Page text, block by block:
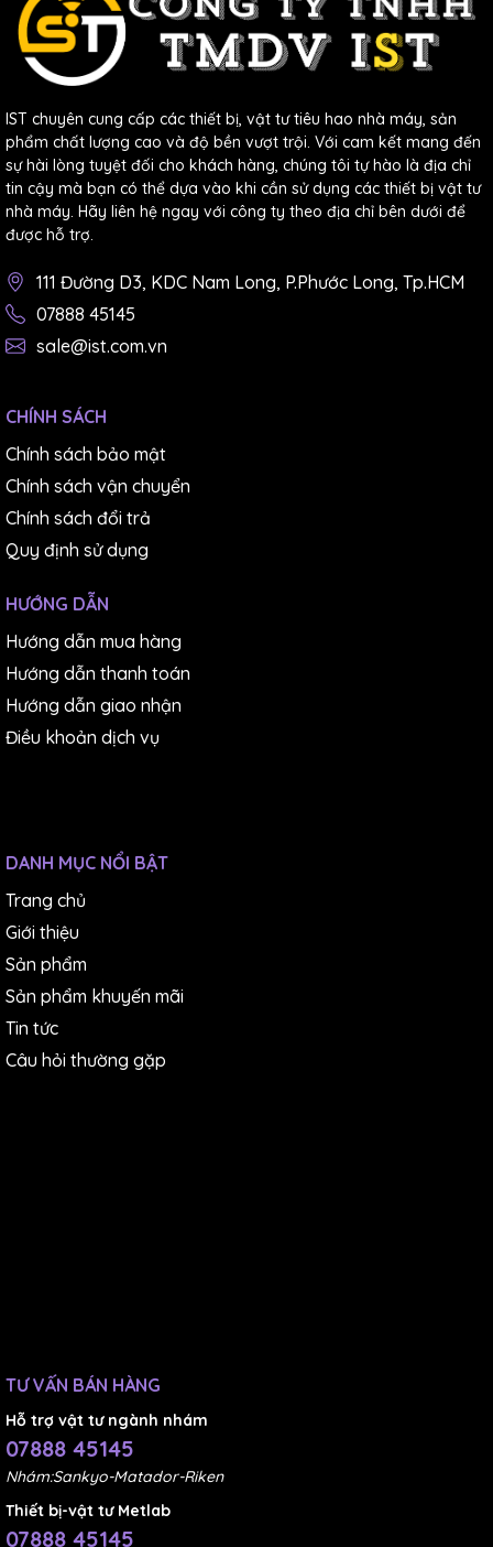
IST chuyên cung cấp các thiết bị, vật tư tiêu hao nhà máy, sản
phẩm chất lượng cao và độ bền vượt trội. Với cam kết mang đến
sự hài lòng tuyệt đối cho khách hàng, chúng tôi tự hào là địa chỉ
tin cậy mà bạn có thể dựa vào khi cần sử dụng các thiết bị vật tư
nhà máy. Hãy liên hệ ngay với công ty theo địa chỉ bên dưới để
được hỗ trợ.
111 Đường D3, KDC Nam Long, P.Phước Long, Tp.HCM
07888 45145
sale@ist.com.vn
CHÍNH SÁCH
Chính sách bảo mật
Chính sách vận chuyển
Chính sách đổi trả
Quy định sử dụng
HƯỚNG DẪN
Hướng dẫn mua hàng
Hướng dẫn thanh toán
Hướng dẫn giao nhận
Điều khoản dịch vụ
DANH MỤC NỔI BẬT
Trang chủ
Giới thiệu
Sản phẩm
Sản phẩm khuyến mãi
Tin tức
Câu hỏi thường gặp
TƯ VẤN BÁN HÀNG
Hỗ trợ vật tư ngành nhám
07888 45145
Nhám:Sankyo-Matador-Riken
Thiết bị-vật tư Metlab
07888 45145